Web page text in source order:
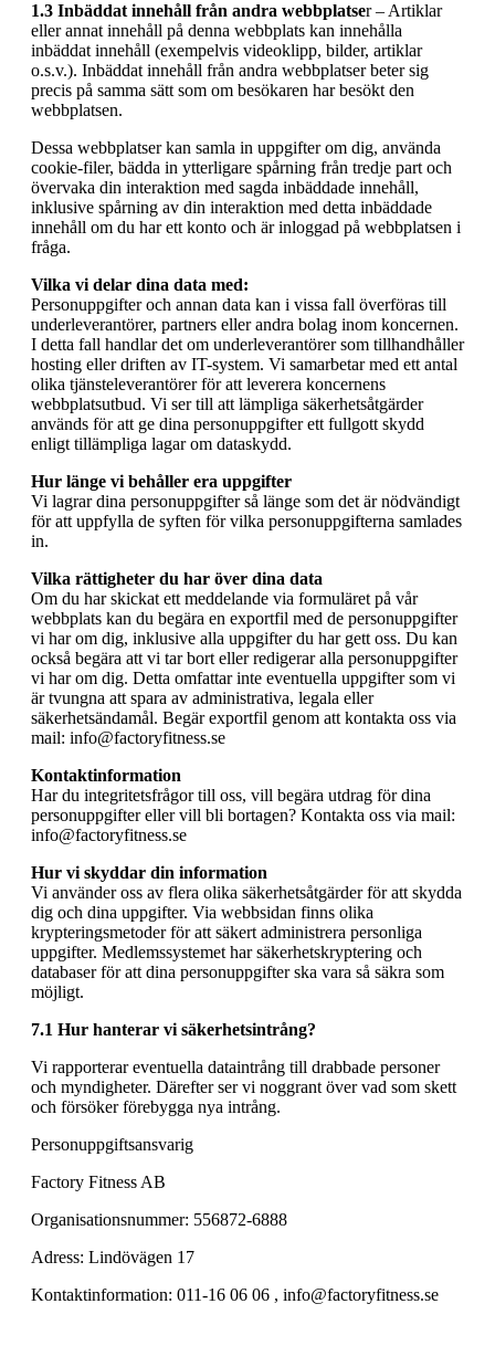
1.3 Inbäddat innehåll från andra webbplatser – Artiklar
eller annat innehåll på denna webbplats kan innehålla
inbäddat innehåll (exempelvis videoklipp, bilder, artiklar
o.s.v.). Inbäddat innehåll från andra webbplatser beter sig
precis på samma sätt som om besökaren har besökt den
webbplatsen.
Dessa webbplatser kan samla in uppgifter om dig, använda
cookie-filer, bädda in ytterligare spårning från tredje part och
övervaka din interaktion med sagda inbäddade innehåll,
inklusive spårning av din interaktion med detta inbäddade
innehåll om du har ett konto och är inloggad på webbplatsen i
fråga.
Vilka vi delar dina data med:
Personuppgifter och annan data kan i vissa fall överföras till
underleverantörer, partners eller andra bolag inom koncernen.
I detta fall handlar det om underleverantörer som tillhandhåller
hosting eller driften av IT-system. Vi samarbetar med ett antal
olika tjänsteleverantörer för att leverera koncernens
webbplatsutbud. Vi ser till att lämpliga säkerhetsåtgärder
används för att ge dina personuppgifter ett fullgott skydd
enligt tillämpliga lagar om dataskydd.
Hur länge vi behåller era uppgifter
Vi lagrar dina personuppgifter så länge som det är nödvändigt
för att uppfylla de syften för vilka personuppgifterna samlades
in.
Vilka rättigheter du har över dina data
Om du har skickat ett meddelande via formuläret på vår
webbplats kan du begära en exportfil med de personuppgifter
vi har om dig, inklusive alla uppgifter du har gett oss. Du kan
också begära att vi tar bort eller redigerar alla personuppgifter
vi har om dig. Detta omfattar inte eventuella uppgifter som vi
är tvungna att spara av administrativa, legala eller
säkerhetsändamål. Begär exportfil genom att kontakta oss via
mail: info@factoryfitness.se
Kontaktinformation
Har du integritetsfrågor till oss, vill begära utdrag för dina
personuppgifter eller vill bli bortagen? Kontakta oss via mail:
info@factoryfitness.se
Hur vi skyddar din information
Vi använder oss av flera olika säkerhetsåtgärder för att skydda
dig och dina uppgifter. Via webbsidan finns olika
krypteringsmetoder för att säkert administrera personliga
uppgifter. Medlemssystemet har säkerhetskryptering och
databaser för att dina personuppgifter ska vara så säkra som
möjligt.
7.1 Hur hanterar vi säkerhetsintrång?
Vi rapporterar eventuella dataintrång till drabbade personer
och myndigheter. Därefter ser vi noggrant över vad som skett
och försöker förebygga nya intrång.
Personuppgiftsansvarig
Factory Fitness AB
Organisationsnummer: 556872-6888
Adress: Lindövägen 17
Kontaktinformation: 011-16 06 06 , info@factoryfitness.se